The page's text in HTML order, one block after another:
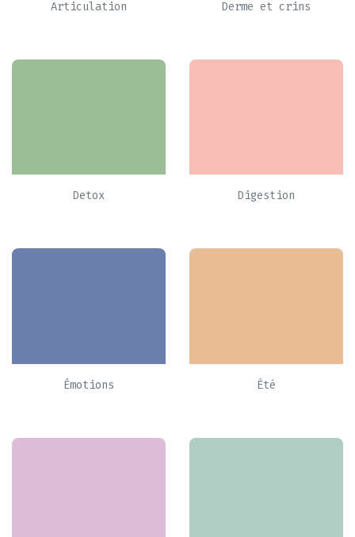
Articulation Derme et crins
Detox Digestion
Émotions Été